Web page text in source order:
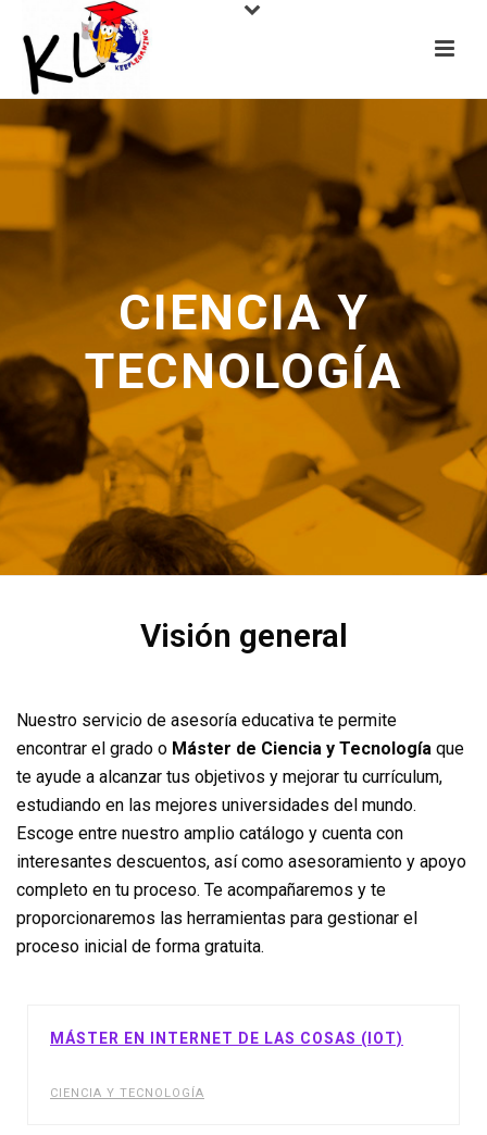
CIENCIA Y
TECNOLOGÍA
Visión general
Nuestro servicio de asesoría educativa te permite
encontrar el grado o Máster de Ciencia y Tecnología que
te ayude a alcanzar tus objetivos y mejorar tu currículum,
estudiando en las mejores universidades del mundo.
Escoge entre nuestro amplio catálogo y cuenta con
interesantes descuentos, así como asesoramiento y apoyo
completo en tu proceso. Te acompañaremos y te
proporcionaremos las herramientas para gestionar el
proceso inicial de forma gratuita.
MÁSTER EN INTERNET DE LAS COSAS (IOT)
CIENCIA Y TECNOLOGÍA